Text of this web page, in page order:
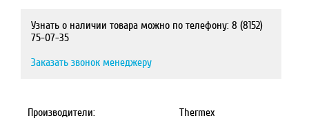
Узнать о наличии товара можно по телефону: 8 (8152)
75-07-35
Заказать звонок менеджеру
Производители: Thermex